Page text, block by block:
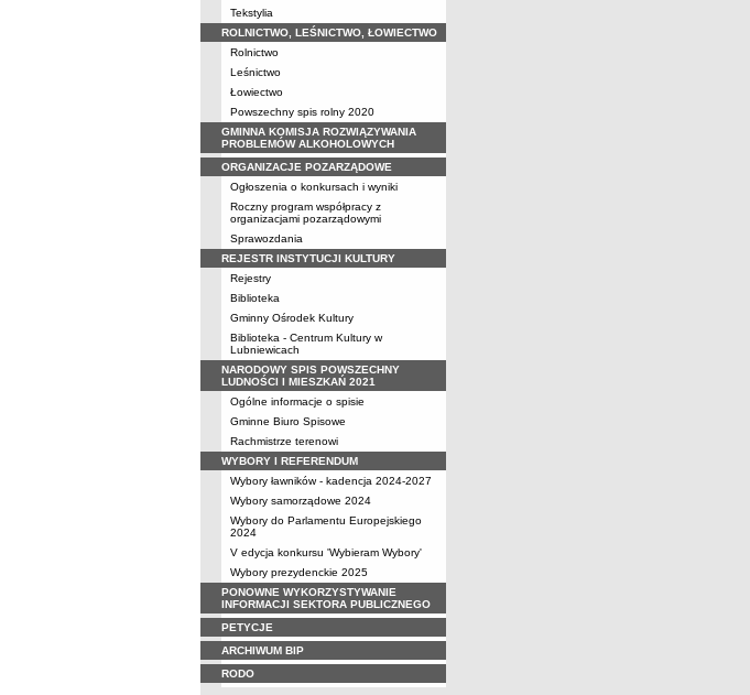
Tekstylia
ROLNICTWO, LEŚNICTWO, ŁOWIECTWO
Rolnictwo
Leśnictwo
Łowiectwo
Powszechny spis rolny 2020
GMINNA KOMISJA ROZWIĄZYWANIA
PROBLEMÓW ALKOHOLOWYCH
ORGANIZACJE POZARZĄDOWE
Ogłoszenia o konkursach i wyniki
Roczny program współpracy z
organizacjami pozarządowymi
Sprawozdania
REJESTR INSTYTUCJI KULTURY
Rejestry
Biblioteka
Gminny Ośrodek Kultury
Biblioteka - Centrum Kultury w
Lubniewicach
NARODOWY SPIS POWSZECHNY
LUDNOŚCI I MIESZKAŃ 2021
Ogólne informacje o spisie
Gminne Biuro Spisowe
Rachmistrze terenowi
WYBORY I REFERENDUM
Wybory ławników - kadencja 2024-2027
Wybory samorządowe 2024
Wybory do Parlamentu Europejskiego
2024
V edycja konkursu 'Wybieram Wybory'
Wybory prezydenckie 2025
PONOWNE WYKORZYSTYWANIE
INFORMACJI SEKTORA PUBLICZNEGO
PETYCJE
ARCHIWUM BIP
RODO